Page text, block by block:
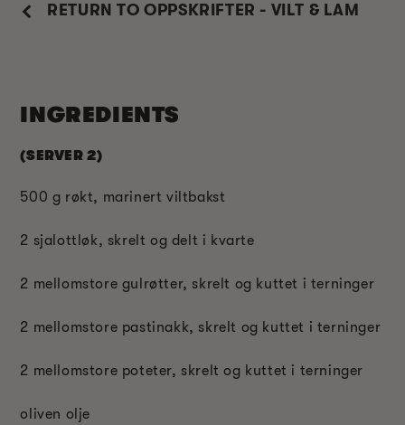
RETURN TO OPPSKRIFTER - VILT & LAM
INGREDIENTS
(SERVER 2)
500 g røkt, marinert viltbakst
2 sjalottløk, skrelt og delt i kvarte
2 mellomstore gulrøtter, skrelt og kuttet i terninger
2 mellomstore pastinakk, skrelt og kuttet i terninger
2 mellomstore poteter, skrelt og kuttet i terninger
oliven olje